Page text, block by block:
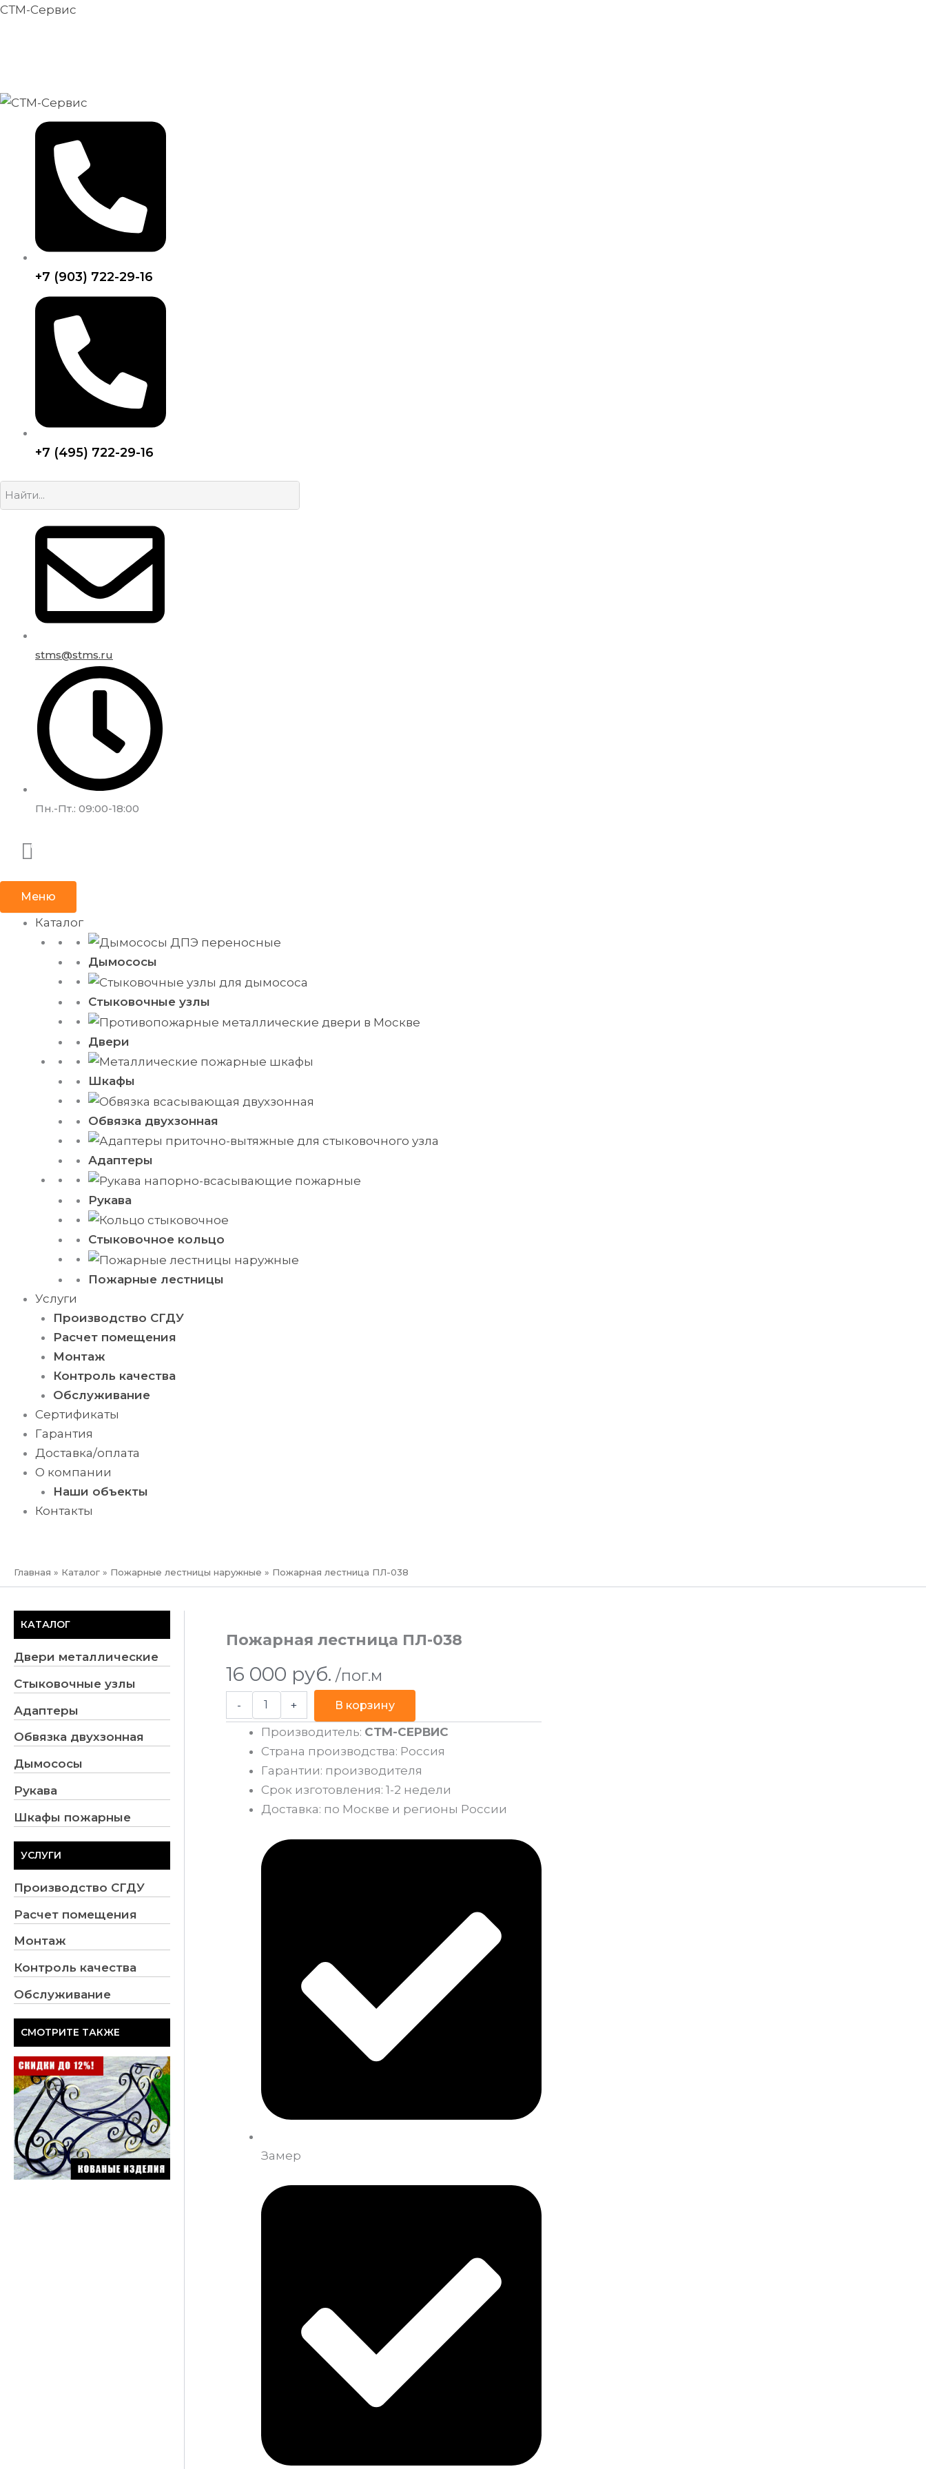
Перейти
СТМ-Сервис
+7 (903) 722-29-16
+7 (495) 722-29-16
stms@stms.ru
Пн.-Пт.: 09:00-18:00
Меню
Каталог
Дымососы
Стыковочные узлы
Двери
Шкафы
Обвязка двухзонная
Адаптеры
Рукава
Стыковочное кольцо
Пожарные лестницы
Услуги
Производство СГДУ
Расчет помещения
Монтаж
Контроль качества
Обслуживание
Сертификаты
Гарантия
Доставка/оплата
О компании
Наши объекты
Контакты
Главная » Каталог » Пожарные лестницы наружные » Пожарная лестница ПЛ-038
КАТАЛОГ
Двери металлические
Стыковочные узлы
Адаптеры
Обвязка двухзонная
Дымососы
Рукава
Шкафы пожарные
УСЛУГИ
Производство СГДУ
Расчет помещения
Монтаж
Контроль качества
Обслуживание
СМОТРИТЕ ТАКЖЕ
Пожарная лестница ПЛ-038
16 000 руб. /пог.м
- + В корзину
Производитель: СТМ-СЕРВИС
Страна производства: Россия
Гарантии: производителя
Срок изготовления: 1-2 недели
Доставка: по Москве и регионы России
Замер